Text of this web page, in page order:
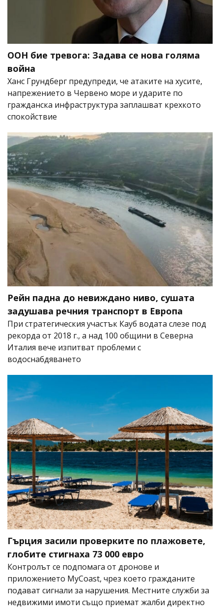
ООН бие тревога: Задава се нова голяма
война
Ханс Грундберг предупреди, че атаките на хусите,
напрежението в Червено море и ударите по
гражданска инфраструктура заплашват крехкото
спокойствие
Рейн падна до невиждано ниво, сушата
задушава речния транспорт в Европа
При стратегическия участък Кауб водата слезе под
рекорда от 2018 г., а над 100 общини в Северна
Италия вече изпитват проблеми с
водоснабдяването
Гърция засили проверките по плажовете,
глобите стигнаха 73 000 евро
Контролът се подпомага от дронове и
приложението MyCoast, чрез което гражданите
подават сигнали за нарушения. Местните служби за
недвижими имоти също приемат жалби директно